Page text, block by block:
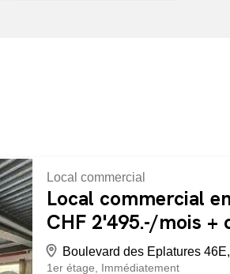
Local commercial
Local commercial
CHF 2'495.-/mois +
Boulevard des Eplatures
1er étage
Immédiatement